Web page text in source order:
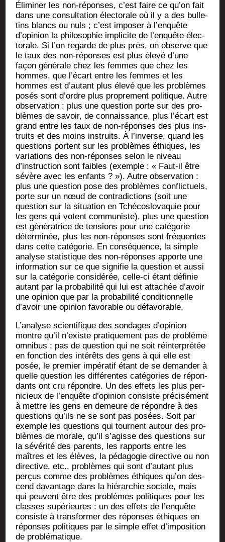
Éli­mi­ner les non-réponses, c’est faire ce qu’on fait
dans une consul­ta­tion élec­to­rale où il y a des bul­le­
tins blancs ou nuls ; c’est impo­ser à l’enquête
d’opinion la phi­lo­so­phie impli­cite de l’enquête élec­
to­rale. Si l’on regarde de plus près, on observe que
le taux des non-réponses est plus éle­vé d’une
façon géné­rale chez les femmes que chez les
hommes, que l’écart entre les femmes et les
hommes est d’autant plus éle­vé que les pro­blèmes
posés sont d’ordre plus pro­pre­ment poli­tique. Autre
obser­va­tion : plus une ques­tion porte sur des pro­
blèmes de savoir, de connais­sance, plus l’écart est
grand entre les taux de non-réponses des plus ins­
truits et des moins ins­truits. À l’inverse, quand les
ques­tions portent sur les pro­blèmes éthiques, les
varia­tions des non-réponses selon le niveau
d’instruction sont faibles (exemple : « Faut-il être
sévère avec les enfants ? »). Autre obser­va­tion :
plus une ques­tion pose des pro­blèmes conflic­tuels,
porte sur un nœud de contra­dic­tions (soit une
ques­tion sur la situa­tion en Tché­co­slo­va­quie pour
les gens qui votent com­mu­niste), plus une ques­tion
est géné­ra­trice de ten­sions pour une caté­go­rie
déter­mi­née, plus les non-réponses sont fré­quentes
dans cette caté­go­rie. En consé­quence, la simple
ana­lyse sta­tis­tique des non-réponses apporte une
infor­ma­tion sur ce que signi­fie la ques­tion et aus­si
sur la caté­go­rie consi­dé­rée, celle-ci étant défi­nie
autant par la pro­ba­bi­li­té qui lui est atta­chée d’avoir
une opi­nion que par la pro­ba­bi­li­té condi­tion­nelle
d’avoir une opi­nion favo­rable ou défavorable.
L’analyse scien­ti­fique des son­dages d’opinion
montre qu’il n’existe pra­ti­que­ment pas de pro­blème
omni­bus ; pas de ques­tion qui ne soit réin­ter­pré­tée
en fonc­tion des inté­rêts des gens à qui elle est
posée, le pre­mier impé­ra­tif étant de se deman­der à
quelle ques­tion les dif­fé­rentes caté­go­ries de répon­
dants ont cru répondre. Un des effets les plus per­
ni­cieux de l’enquête d’opinion consiste pré­ci­sé­ment
à mettre les gens en demeure de répondre à des
ques­tions qu’ils ne se sont pas posées. Soit par
exemple les ques­tions qui tournent autour des pro­
blèmes de morale, qu’il s’agisse des ques­tions sur
la sévé­ri­té des parents, les rap­ports entre les
maîtres et les élèves, la péda­go­gie direc­tive ou non
direc­tive, etc., pro­blèmes qui sont d’autant plus
per­çus comme des pro­blèmes éthiques qu’on des­
cend davan­tage dans la hié­rar­chie sociale, mais
qui peuvent être des pro­blèmes poli­tiques pour les
classes supé­rieures : un des effets de l’enquête
consiste à trans­for­mer des réponses éthiques en
réponses poli­tiques par le simple effet d’imposition
de problématique.